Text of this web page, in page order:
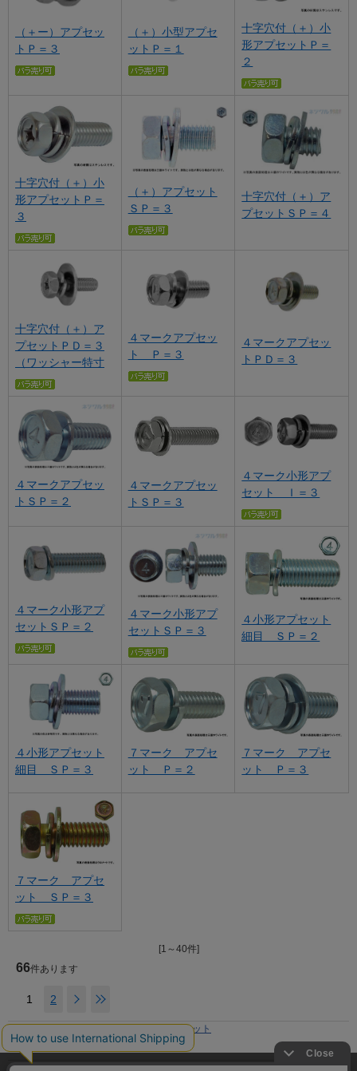
（＋ー）アプセッ
トＰ＝３
（＋）小型アプセ
ットＰ＝１
十字穴付（＋）小
形アプセットＰ＝
２
十字穴付（＋）小
形アプセットＰ＝
３
（＋）アプセット
ＳＰ＝３
十字穴付（＋）ア
プセットＳＰ＝４
十字穴付（＋）ア
プセットＰＤ＝３
（ワッシャー特寸
４マークアプセッ
ト Ｐ＝３
４マークアプセッ
トＰＤ＝３
４マークアプセッ
トＳＰ＝２
４マークアプセッ
トＳＰ＝３
４マーク小形アプ
セット Ｉ＝３
４マーク小形アプ
セットＳＰ＝２
４マーク小形アプ
セットＳＰ＝３
４小形アプセット
細目 ＳＰ＝２
４小形アプセット
細目 ＳＰ＝３
７マーク アプセ
ット Ｐ＝２
７マーク アプセ
ット Ｐ＝３
７マーク アプセ
ット ＳＰ＝３
[1～40件]
66件あります
1 2
現在の位置
ホーム > ネジ規格 > アップセット